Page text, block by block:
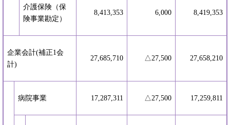
介護保険（保
険事業勘定）
8,413,353 6,000 8,419,353
企業会計(補正1会
計)
27,685,710 △27,500 27,658,210
病院事業 17,287,311 △27,500 17,259,811